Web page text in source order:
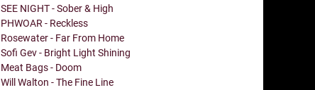
SEE NIGHT - Sober & High
PHWOAR - Reckless
Rosewater - Far From Home
Sofi Gev - Bright Light Shining
Meat Bags - Doom
Will Walton - The Fine Line